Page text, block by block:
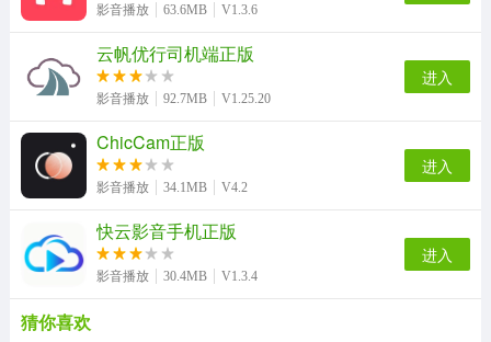
影音播放 63.6MB V1.3.6
云帆优行司机端正版
影音播放 92.7MB V1.25.20
进入
ChicCam正版
影音播放 34.1MB V4.2
进入
快云影音手机正版
影音播放 30.4MB V1.3.4
进入
猜你喜欢